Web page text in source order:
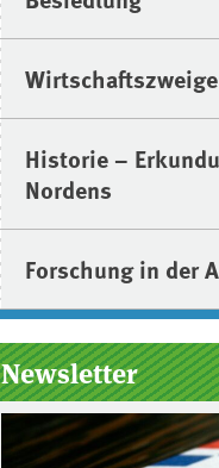
Wirtschaftszweige
Historie –
Nordens
Forschung in der
Newsletter